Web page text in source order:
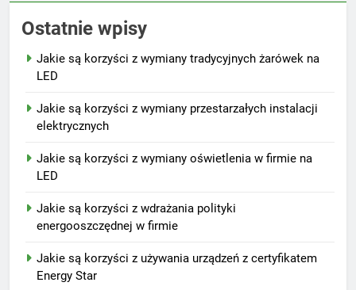
Ostatnie wpisy
Jakie są korzyści z wymiany tradycyjnych żarówek na
LED
Jakie są korzyści z wymiany przestarzałych instalacji
elektrycznych
Jakie są korzyści z wymiany oświetlenia w firmie na
LED
Jakie są korzyści z wdrażania polityki
energooszczędnej w firmie
Jakie są korzyści z używania urządzeń z certyfikatem
Energy Star